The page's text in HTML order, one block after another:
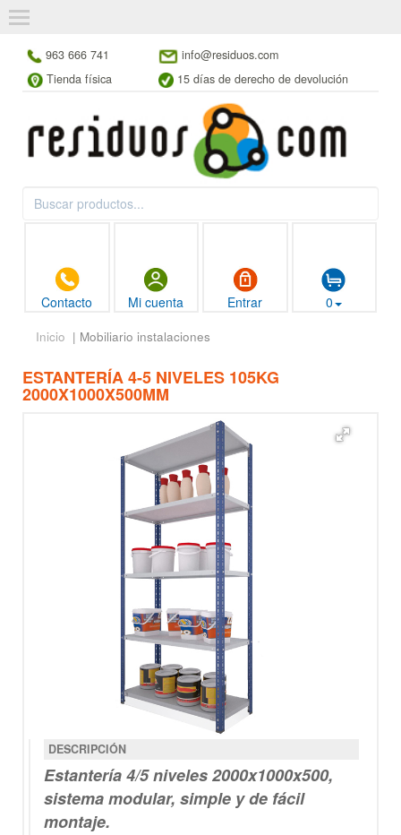
963 666 741
info@residuos.com
Tienda física
15 días de derecho de devolución
Contacto Mi cuenta Entrar 0
Inicio | Mobiliario instalaciones
ESTANTERÍA 4-5 NIVELES 105KG
2000X1000X500MM
DESCRIPCIÓN
Estantería4/5 niveles2000x1000x500,
sistema modular, simple y de fácil
montaje.